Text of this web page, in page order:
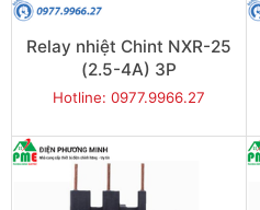
Relay nhiệt Chint NXR-25
(2.5-4A) 3P
Hotline: 0977.9966.27